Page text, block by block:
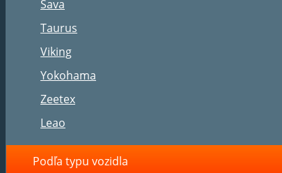
Sava
Taurus
Viking
Yokohama
Zeetex
Leao
Podľa typu vozidla